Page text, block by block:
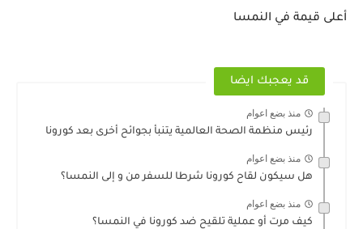
أعلى قيمة في النمسا
قد يعجبك ايضا
منذ بضع اعوام
رئيس منظمة الصحة العالمية يتنبأ بجوائح أخرى بعد كورونا
منذ بضع اعوام
هل سيكون لقاح كورونا شرطا للسفر من و إلى النمسا؟
منذ بضع اعوام
كيف مرت أو عملية تلقيح ضد كورونا في النمسا؟